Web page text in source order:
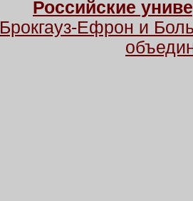
Российские
Брокгауз-Ефрон и